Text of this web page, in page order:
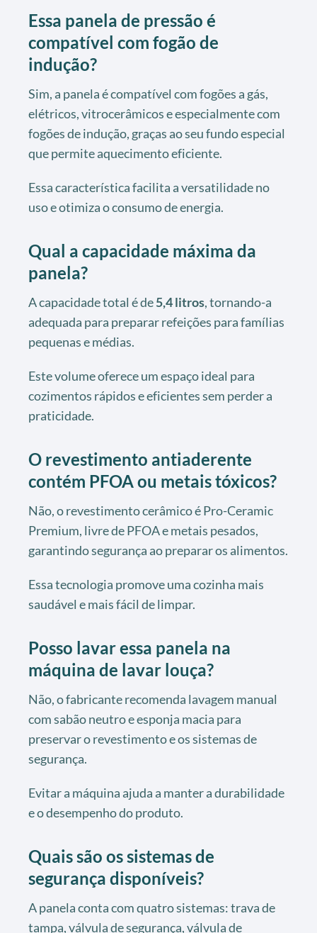
Essa panela de pressão é
compatível com fogão de
indução?
Sim, a panela é compatível com fogões a gás,
elétricos, vitrocerâmicos e especialmente com
fogões de indução, graças ao seu fundo especial
que permite aquecimento eficiente.
Essa característica facilita a versatilidade no
uso e otimiza o consumo de energia.
Qual a capacidade máxima da
panela?
A capacidade total é de5,4 litros, tornando-a
adequada para preparar refeições para famílias
pequenas e médias.
Este volume oferece um espaço ideal para
cozimentos rápidos e eficientes sem perder a
praticidade.
O revestimento antiaderente
contém PFOA ou metais tóxicos?
Não, o revestimento cerâmico é Pro-Ceramic
Premium, livre de PFOA e metais pesados,
garantindo segurança ao preparar os alimentos.
Essa tecnologia promove uma cozinha mais
saudável e mais fácil de limpar.
Posso lavar essa panela na
máquina de lavar louça?
Não, o fabricante recomenda lavagem manual
com sabão neutro e esponja macia para
preservar o revestimento e os sistemas de
segurança.
Evitar a máquina ajuda a manter a durabilidade
e o desempenho do produto.
Quais são os sistemas de
segurança disponíveis?
A panela conta com quatro sistemas: trava de
tampa, válvula de segurança, válvula de